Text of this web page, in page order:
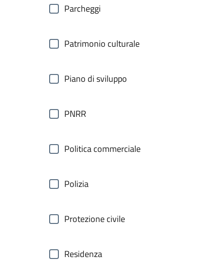
Parcheggi
Patrimonio culturale
Piano di sviluppo
PNRR
Politica commerciale
Polizia
Protezione civile
Residenza